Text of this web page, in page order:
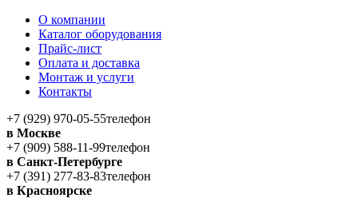
О компании
Каталог оборудования
Прайс-лист
Оплата и доставка
Монтаж и услуги
Контакты
+7 (929) 970-05-55телефон
в Москве
+7 (909) 588-11-99телефон
в Санкт-Петербурге
+7 (391) 277-83-83телефон
в Красноярске